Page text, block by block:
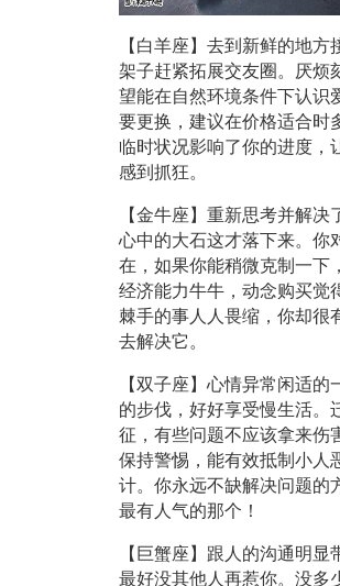
【白羊座】去到新鲜的地
架子赶紧拓展交友圈。厌烦
望能在自然环境条件下认识
要更换，建议在价格适合时
临时状况影响了你的进度，
感到抓狂。
【金牛座】重新思考并解决
心中的大石这才落下来。你
在，如果你能稍微克制一下
经济能力牛牛，动念购买觉
棘手的事人人畏缩，你却很
去解决它。
【双子座】心情异常闲适
的步伐，好好享受慢生活。
征，有些问题不应该拿来伤
保持警惕，能有效抵制小人
计。你永远不缺解决问题的
最有人气的那个！
【巨蟹座】跟人的沟通明
最好没其他人再惹你。没多